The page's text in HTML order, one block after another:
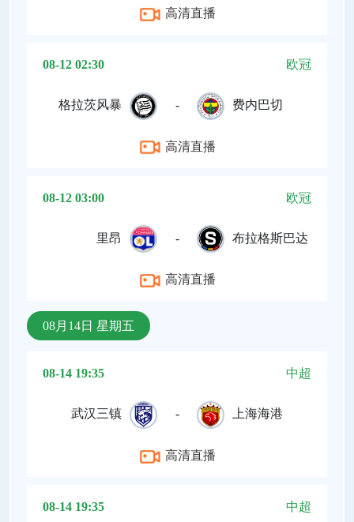
高清直播
08-12 02:30 欧冠
格拉茨风暴 - 费内巴切
高清直播
08-12 03:00 欧冠
里昂 - 布拉格斯巴达
高清直播
08月14日 星期五
08-14 19:35 中超
武汉三镇 - 上海海港
高清直播
08-14 19:35 中超